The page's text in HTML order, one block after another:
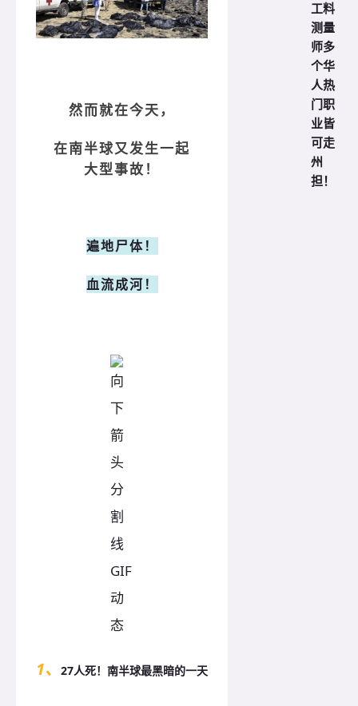
然而就在今天，
在南半球又发生一起
大型事故！
遍地尸体！
血流成河！
1、 27人死！南半球最黑暗的一天
工料
测量
师多
个华
人热
门职
业皆
可走
州
担！